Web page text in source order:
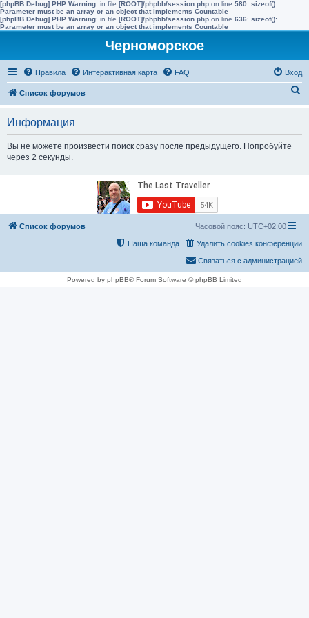
[phpBB Debug] PHP Warning: in file [ROOT]/phpbb/session.php on line 580: sizeof():
Parameter must be an array or an object that implements Countable
[phpBB Debug] PHP Warning: in file [ROOT]/phpbb/session.php on line 636: sizeof():
Parameter must be an array or an object that implements Countable
Черноморское
Правила Интерактивная карта FAQ Вход
Список форумов
Информация
Вы не можете произвести поиск сразу после предыдущего. Попробуйте
через 2 секунды.
Список форумов Часовой пояс: UTC+02:00
Удалить cookies конференции
Наша команда
Связаться с администрацией
Powered by phpBB® Forum Software © phpBB Limited